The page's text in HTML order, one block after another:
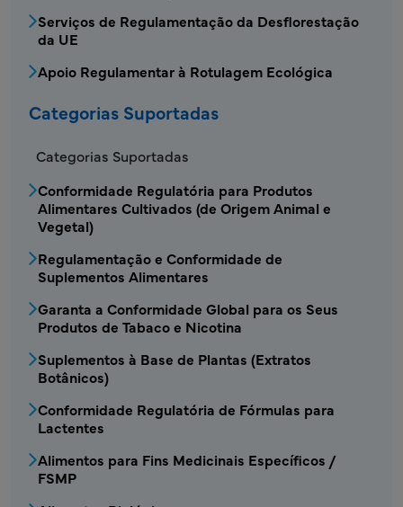
Serviços de Regulamentação da Desflorestação
da UE
Apoio Regulamentar à Rotulagem Ecológica
Categorias Suportadas
Categorias Suportadas
Conformidade Regulatória para Produtos
Alimentares Cultivados (de Origem Animal e
Vegetal)
Regulamentação e Conformidade de
Suplementos Alimentares
Garanta a Conformidade Global para os Seus
Produtos de Tabaco e Nicotina
Suplementos à Base de Plantas (Extratos
Botânicos)
Conformidade Regulatória de Fórmulas para
Lactentes
Alimentos para Fins Medicinais Específicos /
FSMP